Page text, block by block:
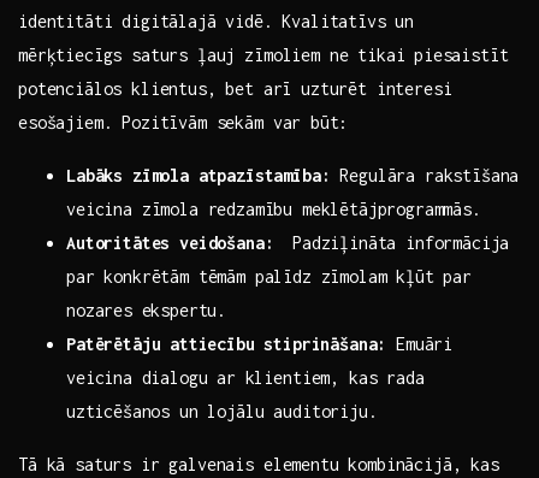
identitāti digitālajā vidē.⁤ Kvalitatīvs​ un⁢
mērķtiecīgs saturs ļauj zīmoliem ne ‌tikai ⁤piesaistīt
potenciālos‍ klientus, bet⁣ arī ​uzturēt interesi
esošajiem. Pozitīvām sekām var⁣ būt:
Labāks zīmola ​atpazīstamība: Regulāra rakstīšana
‌veicina zīmola redzamību⁢ meklētājprogrammās.
Autoritātes veidošana:
⁤ Padziļināta informācija
par konkrētām tēmām palīdz⁣ zīmolam ​kļūt par
nozares ⁣ekspertu.
Patērētāju⁣ attiecību⁣ stiprināšana:
Emuāri ​
veicina ⁢dialogu ar ⁣klientiem, ‍kas ⁣rada
⁤uzticēšanos un lojālu auditoriju.
Tā kā ‌saturs ir galvenais elementu kombinācijā, kas